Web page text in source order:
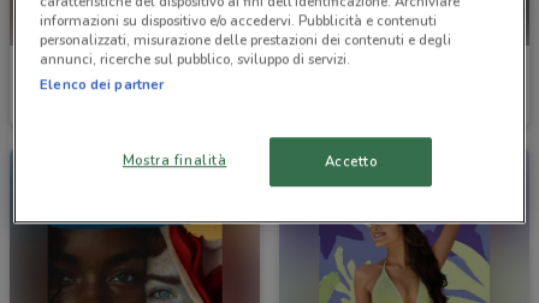
Agenzia VeraStore Agenzia VeraStore
informazioni su dispositivo e/o accedervi. Pubblicità e contenuti
personalizzati, misurazione delle prestazioni dei contenuti e degli
annunci, ricerche sul pubblico, sviluppo di servizi.
Elenco dei partner
Mostra finalità Accetto